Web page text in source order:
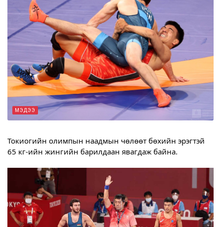
МЭДЭЭ
Токиогийн олимпын наадмын чөлөөт бөхийн эрэгтэй
65 кг-ийн жингийн барилдаан явагдаж байна.